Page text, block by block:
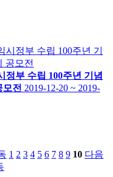
정부 수립 100주년 기념
모전 2019-12-20 ~ 2019-
1 2 3 4 5 6 7 8 9 10 다음